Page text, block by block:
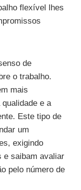
flexível lhes
de
o trabalho.
mais
e a
Este tipo de
um
exigindo
e saibam avaliar
pelo número de